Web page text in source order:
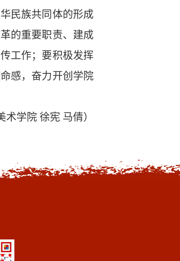
民族共同体的形成
的重要职责、建成
工作； 要积极发挥
感，奋力开创学院
术学院 徐宪 马倩）